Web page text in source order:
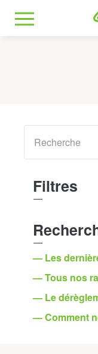
MENU
Filtres
— Les
— Tous nos
— Le
— Comment